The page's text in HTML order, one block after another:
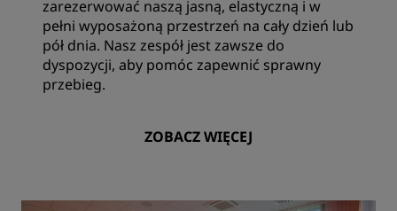
zarezerwować naszą jasną, elastyczną i w
pełni wyposażoną przestrzeń na cały dzień lub
pół dnia. Nasz zespół jest zawsze do
dyspozycji, aby pomóc zapewnić sprawny
przebieg.
ZOBACZ WIĘCEJ